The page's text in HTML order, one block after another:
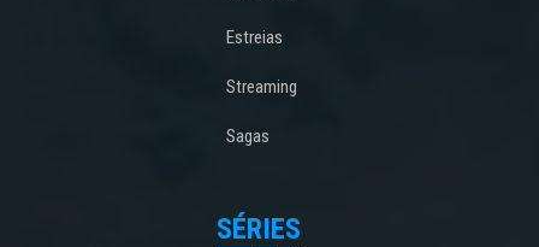
Estreias
Streaming
Sagas
SÉRIES